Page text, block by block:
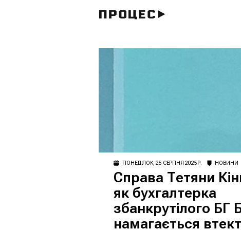
ПОНЕДІЛОК, 25 СЕРПНЯ 2025 Р. НОВИНИ
Справа Тетяни
як бухгалтерка
збанкрутілого БГ
намагається